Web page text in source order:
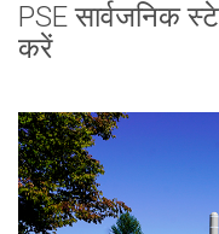
PSE सार्वजनिक
करें